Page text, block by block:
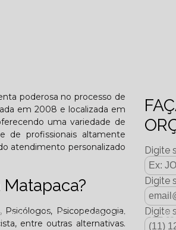
- 2025 Edição Dezembro -
poderosa no processo de
em 2008 e localizada em
uma variedade de
de profissionais altamente
atendimento personalizado
Psicopedagogia,
entre outras alternativas.
Digite
Digite
Digite